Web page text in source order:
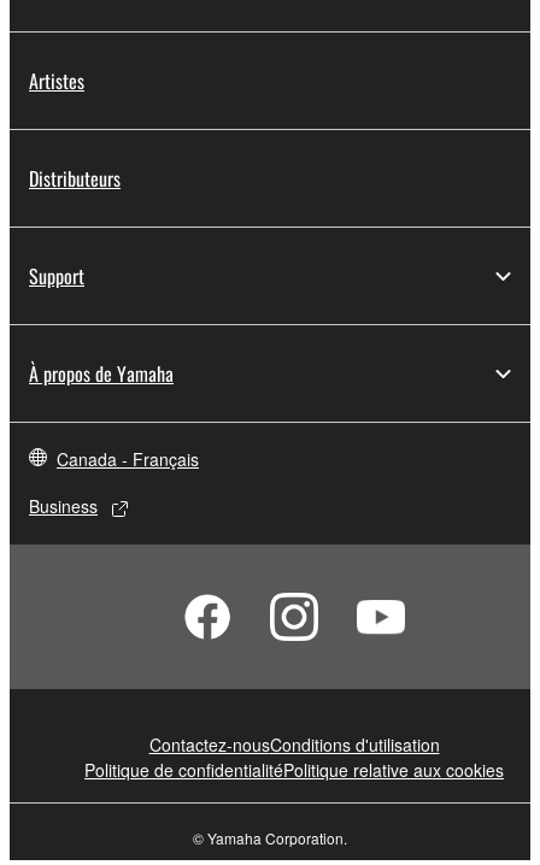
Artistes
Distributeurs
Support
À propos de Yamaha
Canada - Français
Business
Contactez-nousConditions d'utilisation
Politique de confidentialitéPolitique relative aux cookies
© Yamaha Corporation.